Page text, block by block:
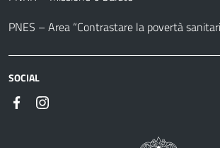
PNES – Area “Contrastare la povertà
SOCIAL